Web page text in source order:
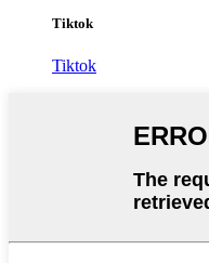
Tiktok
Tiktok